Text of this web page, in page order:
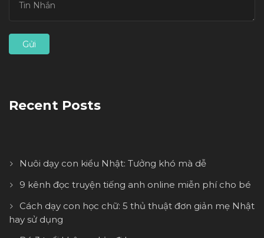
Recent Posts
Nuôi dạy con kiểu Nhật: Tưởng khó mà dễ
9 kênh đọc truyện tiếng anh online miễn phí cho bé
Cách dạy con học chữ: 5 thủ thuật đơn giản mẹ Nhật
hay sử dụng